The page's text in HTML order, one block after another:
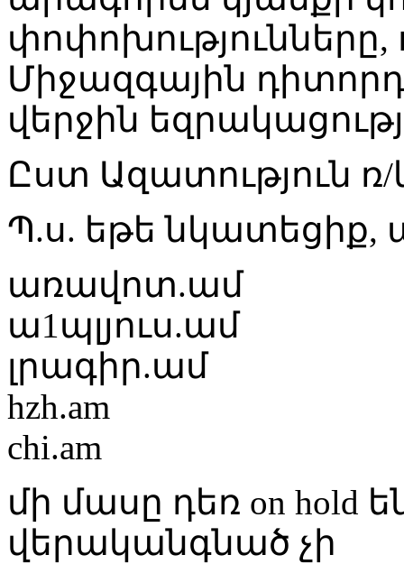
փոփոխությունները,
Միջազգային
վերջին
Ըստ Ազատություն ռ/
Պ.ս. եթե նկատեցիք,
առավոտ.ամ
ա1պլյուս.ամ
լրագիր.ամ
hzh.am
chi.am
մի մասը դեռ on hold
վերականգնած չի